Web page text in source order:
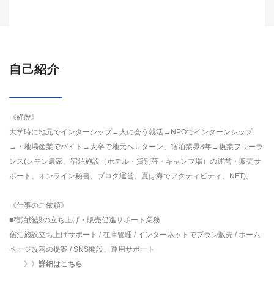
自己紹介
《経歴》
大学時に地元でインターシップ→人に会う就活→NPOでインターンシップ
→・地場産業でバイト→大卒で地元へＵターン、宿泊業界8年→復業フリーラ
ンス(レモン農家、宿泊施設（ホテル・貸別荘・キャンプ場）の運営・販売サ
ポート、オンライン秘書、ブログ運営、夏は海でアクティビティ、NFT)。
《仕事のご依頼》
■宿泊施設の立ち上げ・販売促進サポート業務
宿泊施設立ち上げサポート / 在庫管理 / インターネットでプラン販売 / ホーム
ページ改善の提案 / SNS開設、運用サポート
》》 詳細はこちら